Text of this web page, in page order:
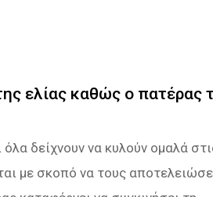
ελίας καθώς ο πατέρας
δείχνουν να κυλούν ομαλά
με σκοπό να τους